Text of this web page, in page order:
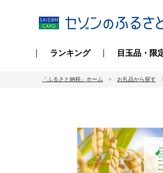
ランキング 目玉品・限
「ふるさと納税」ホーム お礼品から探す